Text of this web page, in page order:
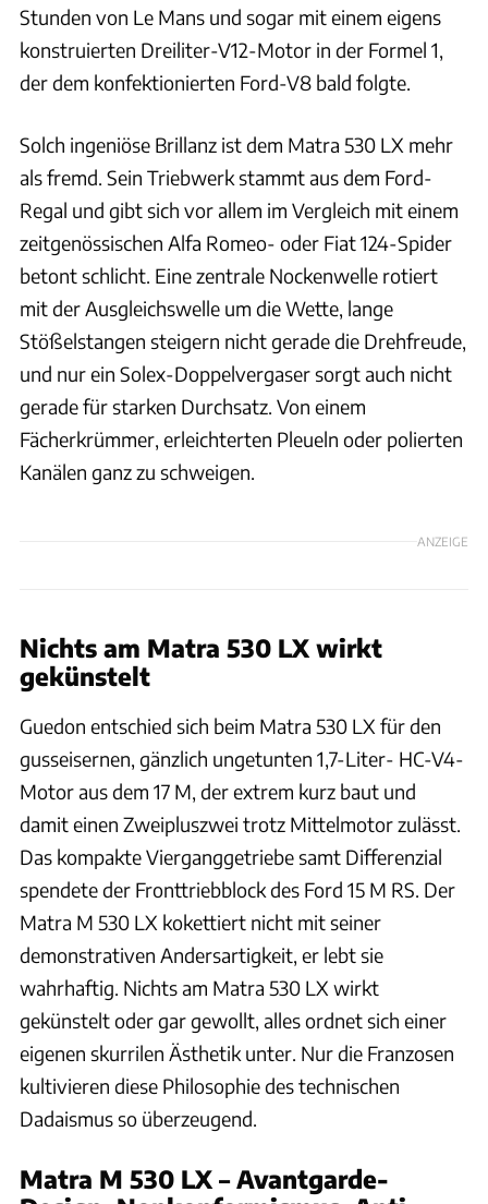
Stunden von Le Mans und sogar mit einem eigens
konstruierten Dreiliter-V12-Motor in der Formel 1,
der dem konfektionierten Ford-V8 bald folgte.
Solch ingeniöse Brillanz ist dem Matra 530 LX mehr
als fremd. Sein Triebwerk stammt aus dem Ford-
Regal und gibt sich vor allem im Vergleich mit einem
zeitgenössischen Alfa Romeo- oder Fiat 124-Spider
betont schlicht. Eine zentrale Nockenwelle rotiert
mit der Ausgleichswelle um die Wette, lange
Stößelstangen steigern nicht gerade die Drehfreude,
und nur ein Solex-Doppelvergaser sorgt auch nicht
gerade für starken Durchsatz. Von einem
Fächerkrümmer, erleichterten Pleueln oder polierten
Kanälen ganz zu schweigen.
ANZEIGE
Nichts am Matra 530 LX wirkt
gekünstelt
Guedon entschied sich beim Matra 530 LX für den
gusseisernen, gänzlich ungetunten 1,7-Liter- HC-V4-
Motor aus dem 17 M, der extrem kurz baut und
damit einen Zweipluszwei trotz Mittelmotor zulässt.
Das kompakte Vierganggetriebe samt Differenzial
spendete der Fronttriebblock des Ford 15 M RS. Der
Matra M 530 LX kokettiert nicht mit seiner
demonstrativen Andersartigkeit, er lebt sie
wahrhaftig. Nichts am Matra 530 LX wirkt
gekünstelt oder gar gewollt, alles ordnet sich einer
eigenen skurrilen Ästhetik unter. Nur die Franzosen
kultivieren diese Philosophie des technischen
Dadaismus so überzeugend.
Matra M 530 LX – Avantgarde-